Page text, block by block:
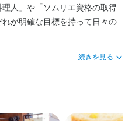
ズナブルな価格と私たちの情熱
た来ちゃった！』と言ってい
かして一緒に作っていきませ
理人」や「ソムリエ資格の取得
が明確な目標を持って日々の
通しの良いチームです。
し合える環境がここにありま
自分の目標に向かって一緒に
続きを見る
補助費あり）
補助費あり）
補助費あり）